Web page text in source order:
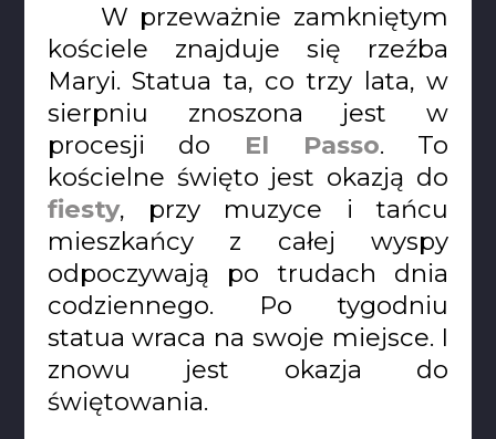
W przeważnie zamkniętym
kościele znajduje się rzeźba
Maryi. Statua ta, co trzy lata, w
sierpniu znoszona jest w
procesji do El Passo. To
kościelne święto jest okazją do
fiesty, przy muzyce i tańcu
mieszkańcy z całej wyspy
odpoczywają po trudach dnia
codziennego. Po tygodniu
statua wraca na swoje miejsce. I
znowu jest okazja do
świętowania.